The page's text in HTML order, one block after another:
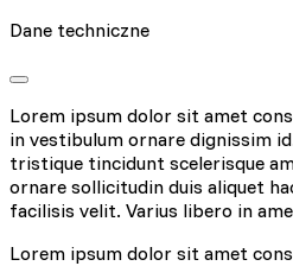
Dane techniczne
Lorem ipsum dolor sit amet
in vestibulum ornare dignissim
tristique tincidunt scelerisque
ornare sollicitudin duis aliquet
facilisis velit. Varius libero in
Lorem ipsum dolor sit amet